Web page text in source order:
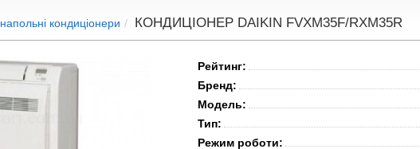
напольні кондиціонери КОНДИЦІОНЕР DAIKIN FVXM35F/RXM35R
Рейтинг:
Бренд:
Модель:
Тип:
Режим роботи: